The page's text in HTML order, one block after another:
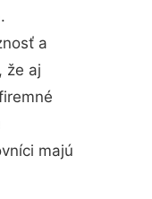
a
že aj
majú